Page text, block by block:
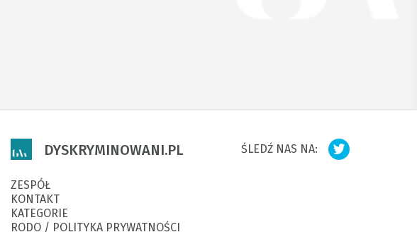
DYSKRYMINOWANI.PL
ZESPÓŁ
KONTAKT
KATEGORIE
RODO / POLITYKA PRYWATNOŚCI
ŚLEDŹ NAS NA: